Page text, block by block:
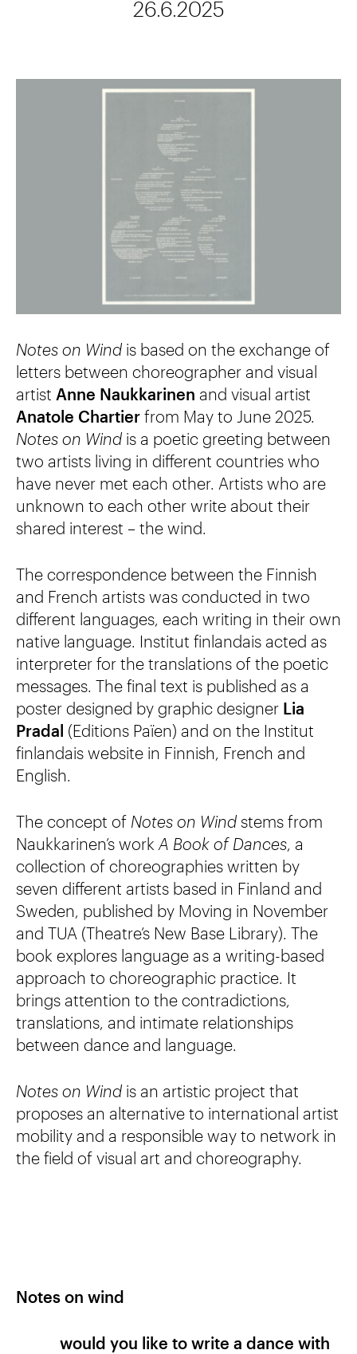
26.6.2025
Notes on Wind is based on the exchange of
letters between choreographer and visual
artist Anne Naukkarinen and visual artist
Anatole Chartier from May to June 2025.
Notes on Wind is a poetic greeting between
two artists living in different countries who
have never met each other. Artists who are
unknown to each other write about their
shared interest – the wind.
The correspondence between the Finnish
and French artists was conducted in two
different languages, each writing in their own
native language. Institut finlandais acted as
interpreter for the translations of the poetic
messages. The final text is published as a
poster designed by graphic designer Lia
Pradal (Editions Païen) and on the Institut
finlandais website in Finnish, French and
English.
The concept of Notes on Wind stems from
Naukkarinen’s work A Book of Dances , a
collection of choreographies written by
seven different artists based in Finland and
Sweden, published by Moving in November
and TUA (Theatre’s New Base Library). The
book explores language as a writing-based
approach to choreographic practice. It
brings attention to the contradictions,
translations, and intimate relationships
between dance and language.
Notes on Wind is an artistic project that
proposes an alternative to international artist
mobility and a responsible way to network in
the field of visual art and choreography.
Notes on wind
would you like to write a dance with